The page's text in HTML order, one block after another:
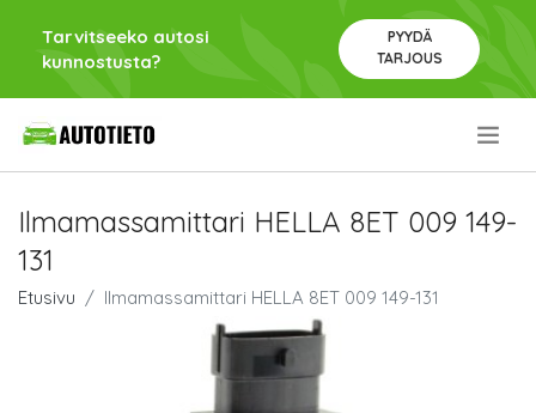
Tarvitseeko autosi
kunnostusta?
PYYDÄ
TARJOUS
Ilmamassamittari HELLA 8ET 009 149-
131
Etusivu Ilmamassamittari HELLA 8ET 009 149-131